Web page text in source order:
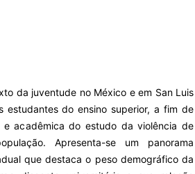
da juventude no México e em San Luis
estudantes do ensino superior, a fim de
e acadêmica do estudo da violência de
Apresenta-se um panorama
que destaca o peso demográfico da